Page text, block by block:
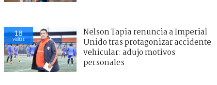
18
visitas
Nelson Tapia renuncia a Imperial
Unido tras protagonizar accidente
vehicular: adujo motivos
personales